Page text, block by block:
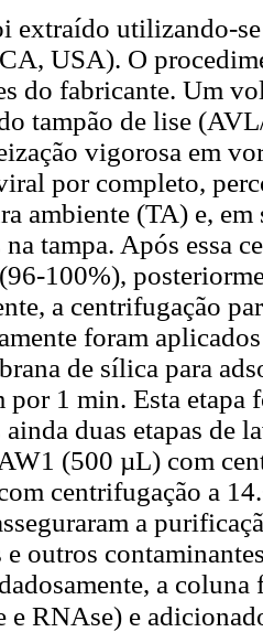
extraído utilizando-
USA). O
do fabricante. Um
tampão de lise
vigorosa em
por completo,
ambiente (TA) e,
na tampa. Após essa
100%),
a centrifugação
foram
de sílica para
por 1 min. Esta etapa
ainda duas etapas de
(500 µL) com
centrifugação a
a
e outros
a
e RNAse) e